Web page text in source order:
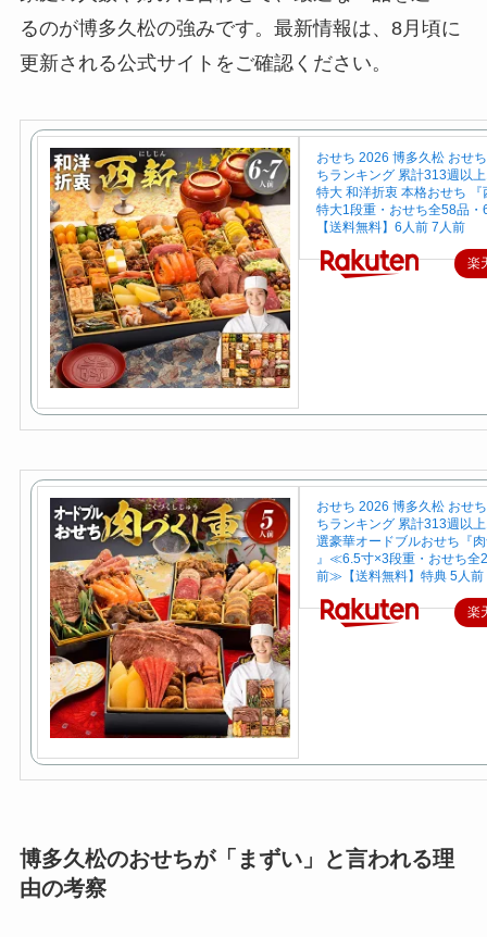
るのが博多久松の強みです。最新情報は、8月頃に
更新される公式サイトをご確認ください。
おせち 2026 博多久松 おせ
ちランキング 累計313週以
特大 和洋折衷 本格おせち
特大1段重・おせち全58品
【送料無料】6人前 7人前
楽
おせち 2026 博多久松 おせ
ちランキング 累計313週以
選豪華オードブルおせち『
』≪6.5寸×3段重・おせち全
前≫【送料無料】特典 5人前
楽
博多久松のおせちが「まずい」と言われる理
由の考察